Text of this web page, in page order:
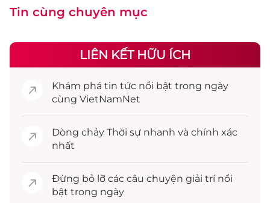
Tin cùng chuyên mục
LIÊN KẾT HỮU ÍCH
Khám phá tin tức nổi bật trong ngày
cùng VietNamNet
Dòng chảy Thời sự nhanh và chính xác
nhất
Đừng bỏ lỡ các câu chuyện giải trínổi
bật trong ngày